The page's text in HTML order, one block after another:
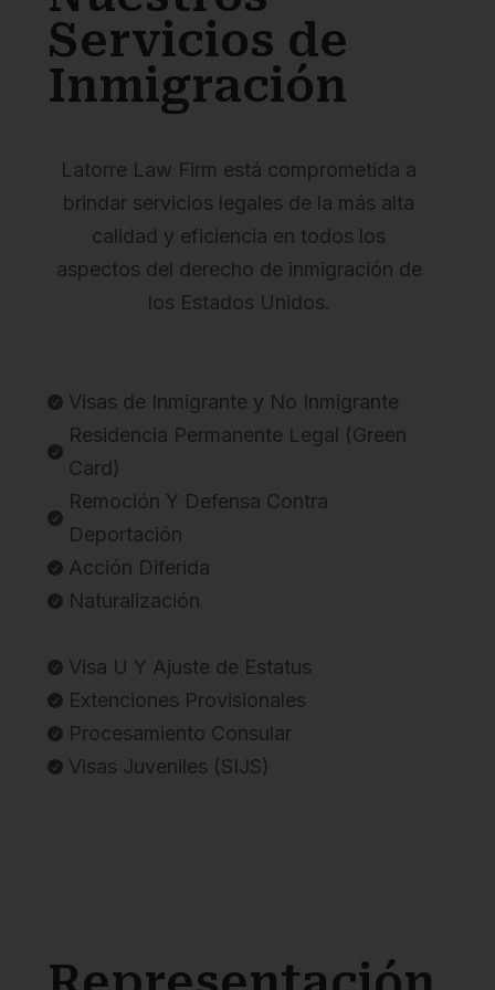
Servicios de
Inmigración
Latorre Law Firm está comprometida a
brindar servicios legales de la más alta
calidad y eficiencia en todos los
aspectos del derecho de inmigración de
los Estados Unidos.
 Visas de Inmigrante y No Inmigrante

Residencia Permanente Legal (Green
Card)

Remoción Y Defensa Contra
Deportación
 Acción Diferida
 Naturalización
 Visa U Y Ajuste de Estatus
 Extenciones Provisionales
 Procesamiento Consular
 Visas Juveniles (SIJS)